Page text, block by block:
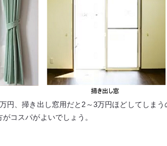
円、掃き出し窓用だと2～3万円ほどしてしま
コスパがよいでしょう。